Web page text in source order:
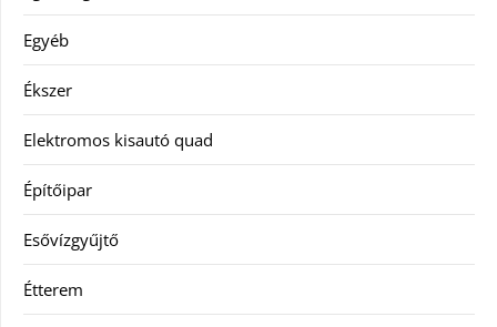
Egyéb
Ékszer
Elektromos kisautó quad
Építőipar
Esővízgyűjtő
Étterem